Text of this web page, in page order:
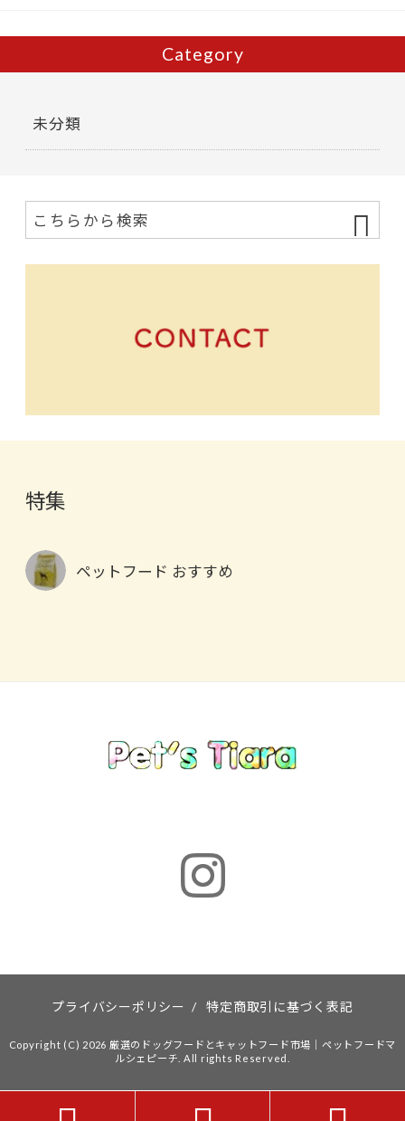
Category
未分類
特集
ペットフード おすすめ
プライバシーポリシー / 特定商取引に基づく表記
Copyright (C) 2026 厳選のドッグフードとキャットフード市場｜ペットフードマ
ルシェピーチ. All rights Reserved.